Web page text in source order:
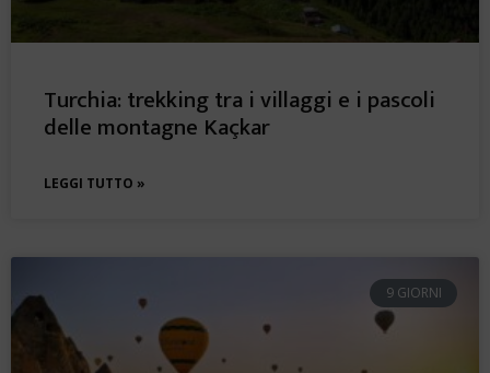
Turchia: trekking tra i villaggi e i pascoli
delle montagne Kaçkar
LEGGI TUTTO »
9 GIORNI